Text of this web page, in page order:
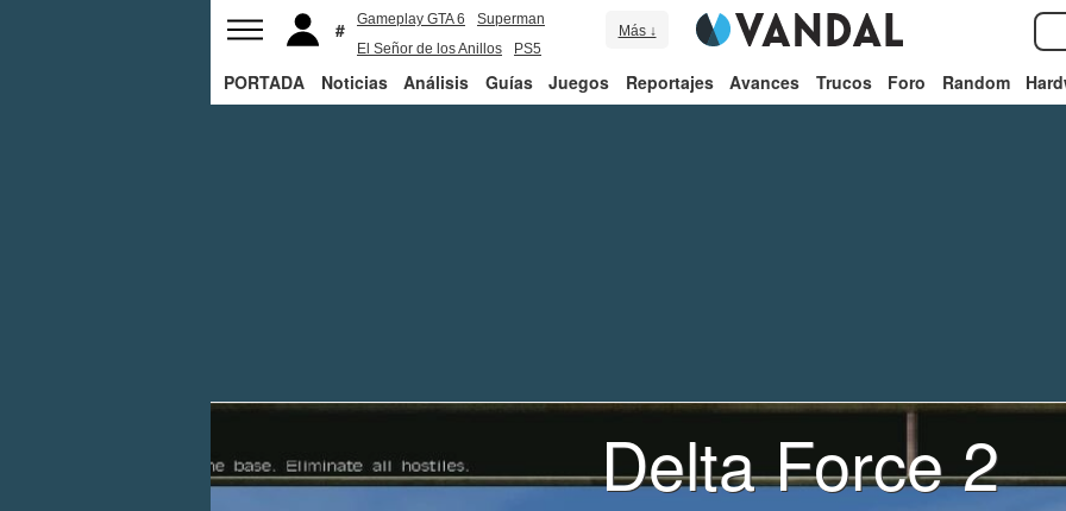
Gameplay GTA 6
Superman
El Señor de los Anillos
PS5
Más ↓
PORTADA Noticias Análisis Guías Juegos Reportajes Avances Trucos Foro Random
Delta Force 2